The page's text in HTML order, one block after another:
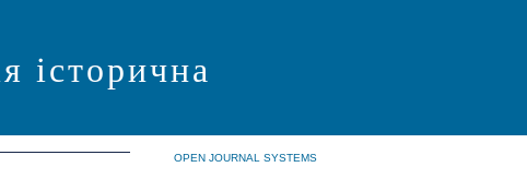
історична
OPEN JOURNAL SYSTEMS